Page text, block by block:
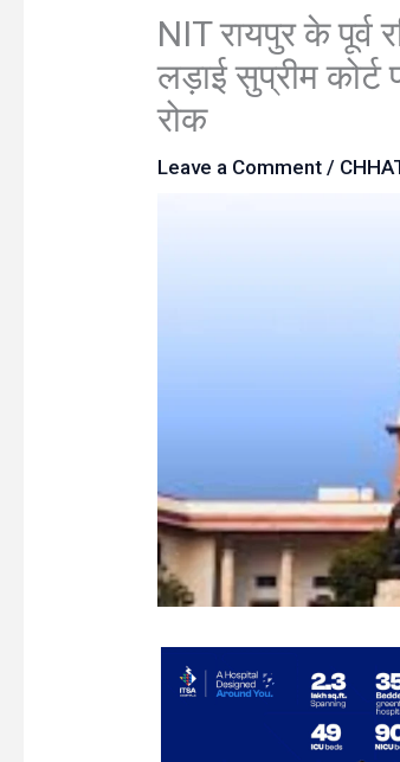
NIT रायपुर के पूर्व
लड़ाई सुप्रीम
रोक
Leave a Comment /